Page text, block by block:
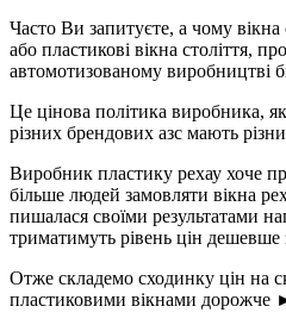
Часто Ви запитуєте, а чому
або пластикові вікна століття,
автомотизованому виробництві
Це цінова політика виробника,
різних брендових азс мають
Виробник пластику рехау хоче
більше людей замовляти вікна
пишалася своїми результатами
триматимуть рівень цін дешевше
Отже складемо сходинку цін на
пластиковими вікнами дорожче